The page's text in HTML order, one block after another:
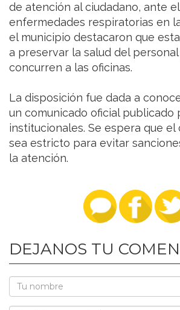
de atención al ciudadano, ante
enfermedades respiratorias en
el municipio destacaron que
a preservar la salud del
concurren a las oficinas.
La disposición fue dada a
un comunicado oficial publicado
institucionales. Se espera que
sea estricto para evitar
la atención.
DEJANOS TU